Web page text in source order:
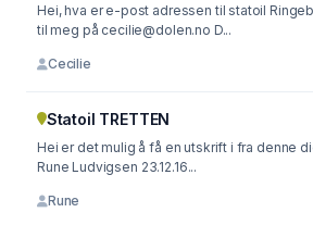
Hei, hva er e-post adressen til statoil
til meg på cecilie@dolen.no D...
Cecilie
Statoil TRETTEN
Hei er det mulig å få en utskrift i fra denne
Rune Ludvigsen 23.12.16...
Rune